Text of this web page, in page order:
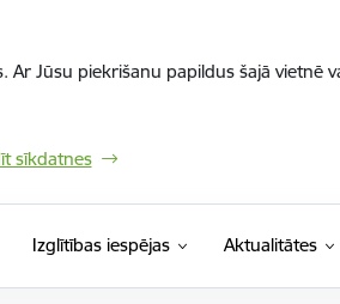
Jūsu piekrišanu papildus šajā
sīkdatnes
Izglītības iespējas Aktualitātes